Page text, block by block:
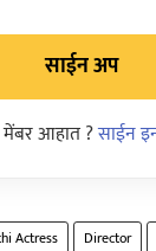
साईन अप
मेंबर आहात ?साईन
Actress Director